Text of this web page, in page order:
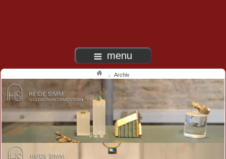
menu
Archiv